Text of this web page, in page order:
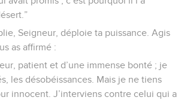
Seigneur, déploie ta puissance. Agis
as affirmé :
patient et d’une immense bonté ; je
les désobéissances. Mais je ne tiens
innocent. J’interviens contre celui qui a